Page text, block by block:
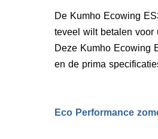
De Kumho Ecowing
teveel wilt betalen voor
Deze Kumho Ecowing
en de prima
Eco Performance